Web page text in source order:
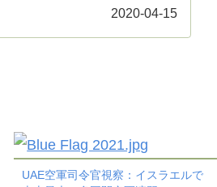
2020-04-15
UAE空軍司令官視察：イスラエルで